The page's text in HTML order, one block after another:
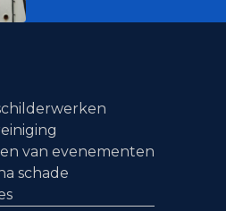
van evenementen
schade